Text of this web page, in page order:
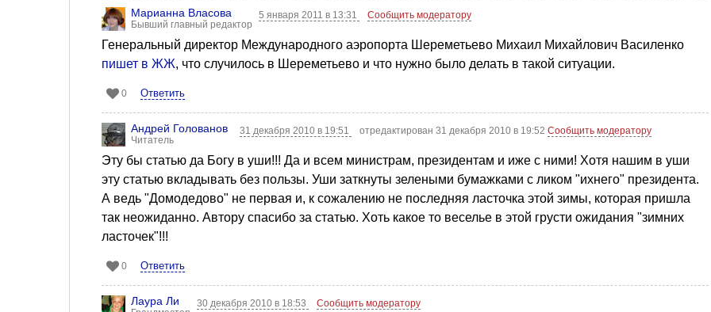
Марианна Власова
Бывший главный редактор
5 января 2011 в 13:31 Сообщить модератору
Генеральный директор Международного аэропорта Шереметьево Михаил Михайлович Василенко
пишет в ЖЖ, что случилось в Шереметьево и что нужно было делать в такой ситуации.
0 Ответить
Андрей Голованов
Читатель
31 декабря 2010 в 19:51 отредактирован 31 декабря 2010 в 19:52Сообщить модератору
Эту бы статью да Богу в уши!!! Да и всем министрам, президентам и иже с ними! Хотя нашим в уши
эту статью вкладывать без пользы. Уши заткнуты зелеными бумажками с ликом "ихнего" президента.
А ведь "Домодедово" не первая и, к сожалению не последняя ласточка этой зимы, которая пришла
так неожиданно. Автору спасибо за статью. Хоть какое то веселье в этой грусти ожидания "зимних
ласточек"!!!
0 Ответить
Лаура Ли 30 декабря 2010 в 18:53 Сообщить модератору